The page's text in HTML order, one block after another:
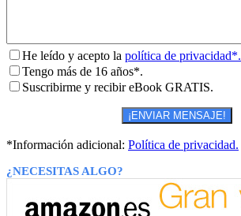
He leído y acepto la política de privacidad*.
Tengo más de 16 años*.
Suscribirme y recibir eBook GRATIS.
*Información adicional: Política de privacidad.
¿NECESITAS ALGO?